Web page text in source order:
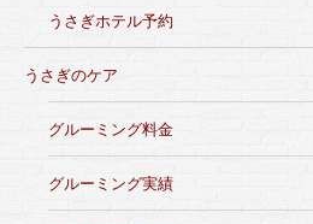
うさぎホテル予約
うさぎのケア
グルーミング料金
グルーミング実績